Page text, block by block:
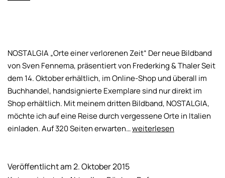
NOSTALGIA „Orte einer verlorenen Zeit“ Der neue Bildband
von Sven Fennema, präsentiert von Frederking & Thaler Seit
dem 14. Oktober erhältlich, im Online-Shop und überall im
Buchhandel, handsignierte Exemplare sind nur direkt im
Shop erhältlich. Mit meinem dritten Bildband, NOSTALGIA,
möchte ich auf eine Reise durch vergessene Orte in Italien
einladen. Auf 320 Seiten erwarten…NOSTALGIA
weiterlesen
Veröffentlicht am2. Oktober 2015